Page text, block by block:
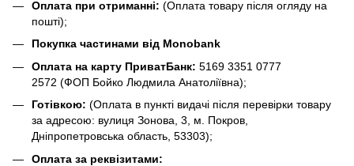
Оплата при отриманні: (Оплата товару після огляду на
пошті);
Покупка частинами від Monobank
Оплата на карту ПриватБанк: 5169 3351 0777
2572 (ФОП Бойко Людмила Анатоліївна);
Готівкою: (Оплата в пункті видачі після перевірки товару
за адресою: вулиця Зонова, 3, м. Покров,
Дніпропетровська область, 53303);
Оплата за реквізитами: